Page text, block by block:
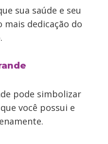
sua saúde e seu
dedicação do
pode simbolizar
você possui e